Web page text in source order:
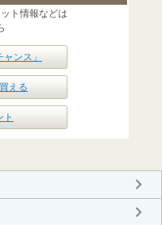
ト情報などは
ンス」
える
ト